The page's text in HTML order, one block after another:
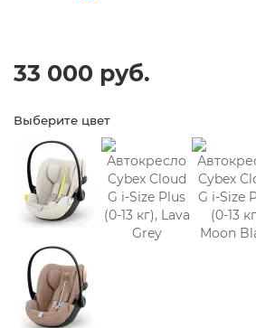
33 000 руб.
Выберите цвет